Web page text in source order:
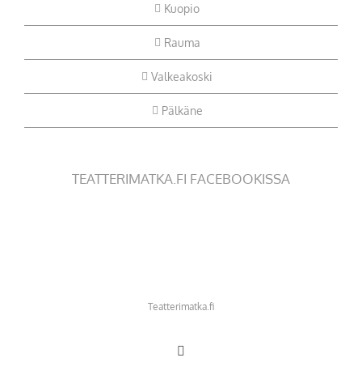
Kuopio
Rauma
Valkeakoski
Pälkäne
TEATTERIMATKA.FI FACEBOOKISSA
Teatterimatka.fi